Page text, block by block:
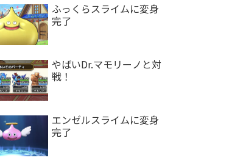
ふっくらスライムに変身
完了
やばいDr.マモリーノと対
戦！
エンゼルスライムに変身
完了